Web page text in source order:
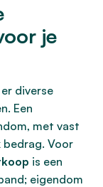
je
diverse
Een
met vast
bedrag. Voor
is een
eigendom